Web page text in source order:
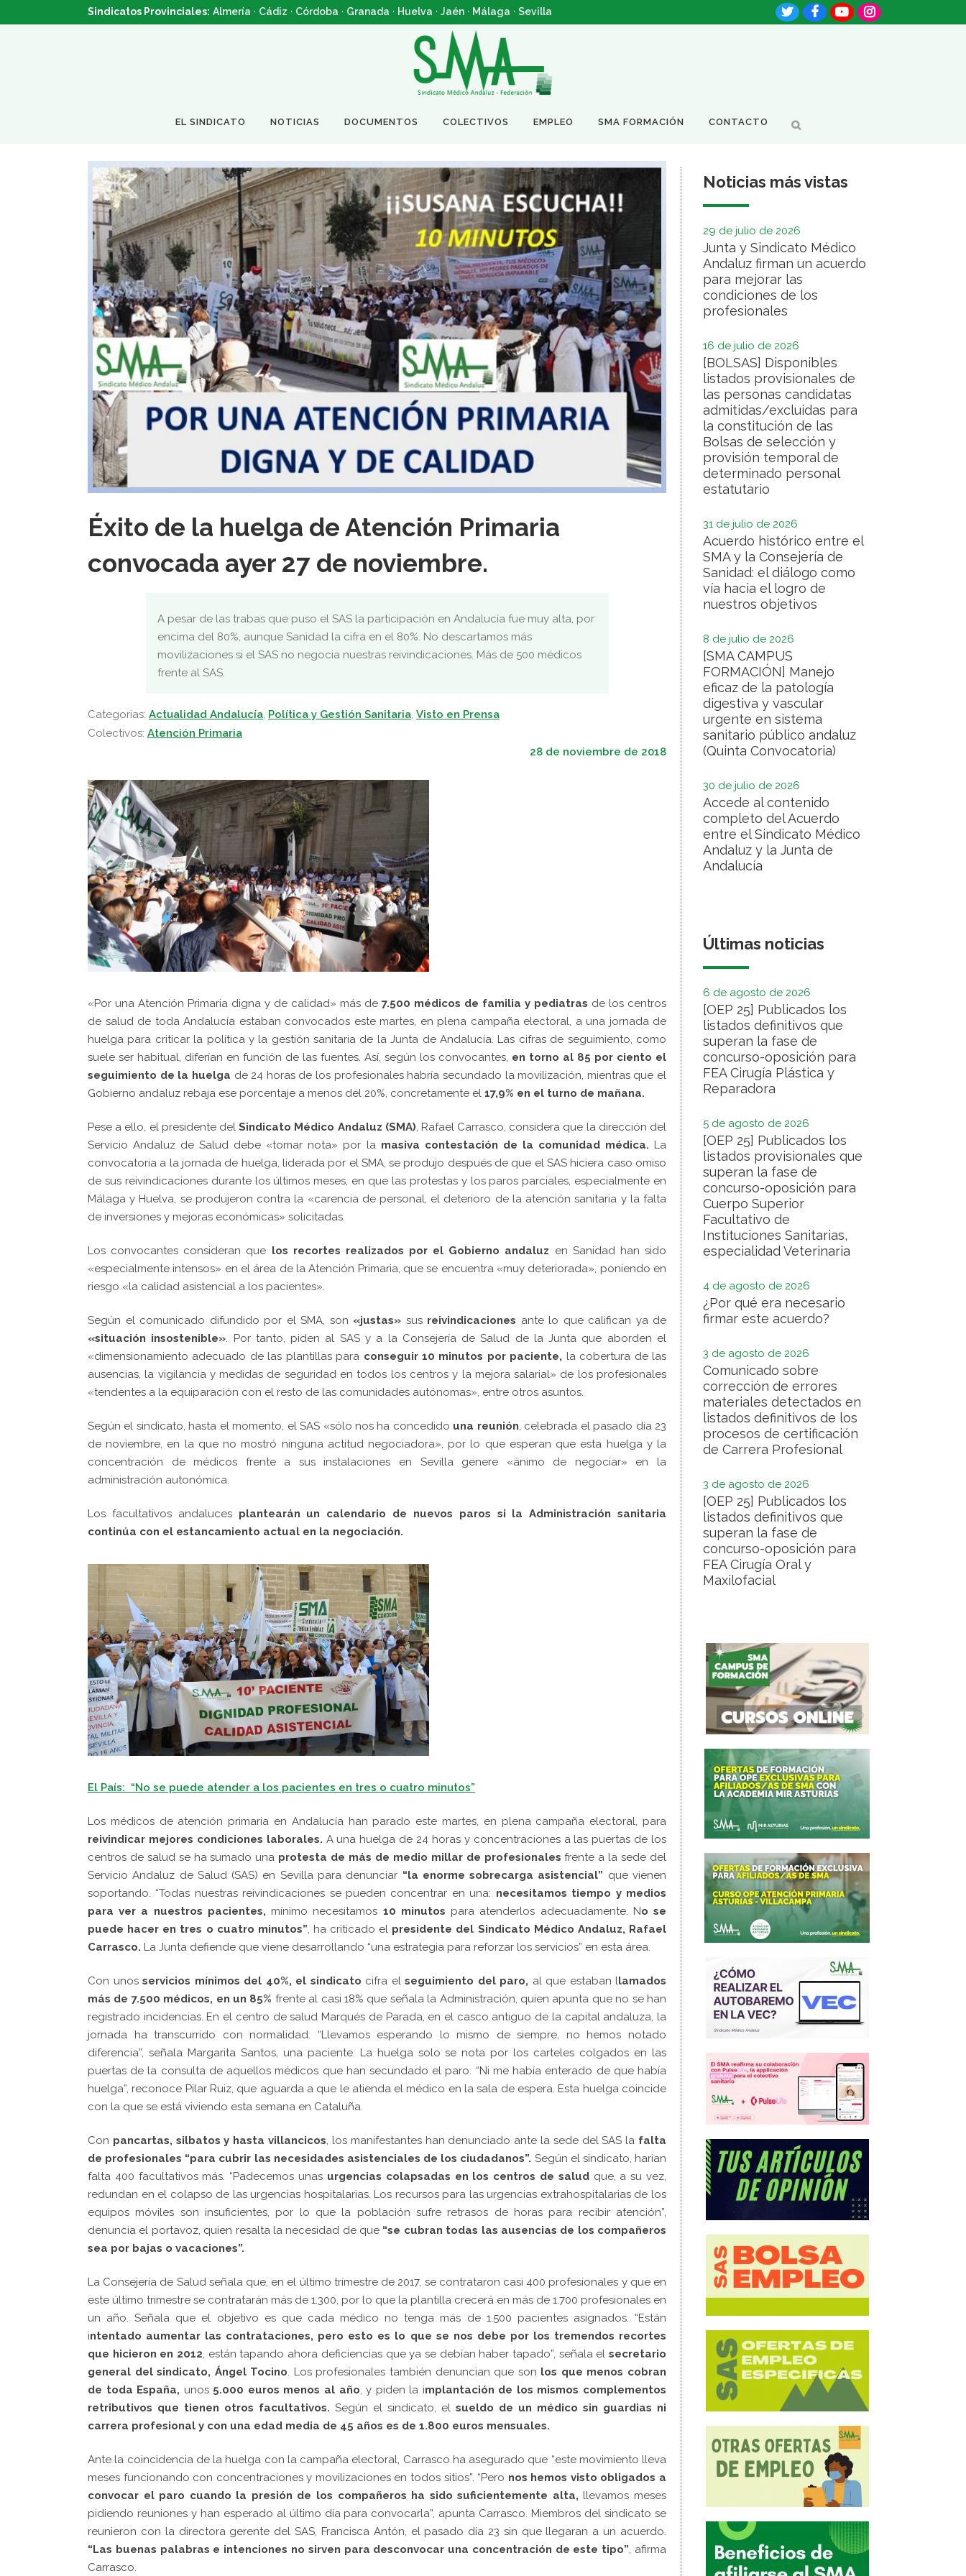
Sindicatos Provinciales: Almería · Cádiz · Córdoba · Granada · Huelva · Jaén · Málaga · Sevilla
EL SINDICATO NOTICIAS DOCUMENTOS COLECTIVOS EMPLEO SMA FORMACIÓN CONTACTO
Éxito de la huelga de Atención Primaria
convocada ayer 27 de noviembre.
A pesar de las trabas que puso el SAS la participación en Andalucía fue muy alta, por
encima del 80%, aunque Sanidad la cifra en el 80%. No descartamos más
movilizaciones si el SAS no negocia nuestras reivindicaciones. Más de 500 médicos
frente al SAS.
Categorias: Actualidad Andalucía, Política y Gestión Sanitaria, Visto en Prensa
Colectivos: Atención Primaria
28 de noviembre de 2018
«Por una Atención Primaria digna y de calidad» más de 7.500 médicos de familia y pediatras de los centros
de salud de toda Andalucía estaban convocados este martes, en plena campaña electoral, a una jornada de
huelga para criticar la política y la gestión sanitaria de la Junta de Andalucía. Las cifras de seguimiento, como
suele ser habitual, diferían en función de las fuentes. Así, según los convocantes, en torno al 85 por ciento el
seguimiento de la huelga de 24 horas de los profesionales habría secundado la movilización, mientras que el
Gobierno andaluz rebaja ese porcentaje a menos del 20%, concretamente el 17,9% en el turno de mañana.
Pese a ello, el presidente delSindicato Médico Andaluz (SMA) , Rafael Carrasco, considera que la dirección del
Servicio Andaluz de Salud debe «tomar nota» por la masiva contestación de la comunidad médica. La
convocatoria a la jornada de huelga, liderada por el SMA, se produjo después de que el SAS hiciera caso omiso
de sus reivindicaciones durante los últimos meses, en que las protestas y los paros parciales, especialmente en
Málaga y Huelva, se produjeron contra la «carencia de personal, el deterioro de la atención sanitaria y la falta
de inversiones y mejoras económicas» solicitadas.
Los convocantes consideran que los recortes realizados por el Gobierno andaluz en Sanidad han sido
«especialmente intensos» en el área de la Atención Primaria, que se encuentra «muy deteriorada», poniendo en
riesgo «la calidad asistencial a los pacientes».
Según el comunicado difundido por el SMA, son «justas» susreivindicaciones ante lo que califican ya de
«situación insostenible» . Por tanto, piden al SAS y a la Consejería de Salud de la Junta que aborden el
«dimensionamiento adecuado de las plantillas para conseguir 10 minutos por paciente, la cobertura de las
ausencias, la vigilancia y medidas de seguridad en todos los centros y la mejora salarial» de los profesionales
«tendentes a la equiparación con el resto de las comunidades autónomas», entre otros asuntos.
Según el sindicato, hasta el momento, el SAS «sólo nos ha concedido una reunión , celebrada el pasado día 23
de noviembre, en la que no mostró ninguna actitud negociadora», por lo que esperan que esta huelga y la
concentración de médicos frente a sus instalaciones en Sevilla genere «ánimo de negociar» en la
administración autonómica.
Los facultativos andaluces plantearán un calendario de nuevos paros si la Administración sanitaria
continúa con el estancamiento actual en la negociación.
El País: “No se puede atender a los pacientes en tres o cuatro minutos”
Los médicos de atención primaria en Andalucía han parado este martes, en plena campaña electoral, para
reivindicar mejores condiciones laborales. A una huelga de 24 horas y concentraciones a las puertas de los
centros de salud se ha sumado una protesta de más de medio millar de profesionales frente a la sede del
Servicio Andaluz de Salud (SAS) en Sevilla para denunciar “la enorme sobrecarga asistencial” que vienen
soportando. “Todas nuestras reivindicaciones se pueden concentrar en una: necesitamos tiempo y medios
para ver a nuestros pacientes, mínimo necesitamos 10 minutos para atenderlos adecuadamente. No se
puede hacer en tres o cuatro minutos”, ha criticado el presidente del Sindicato Médico Andaluz, Rafael
Carrasco. La Junta defiende que viene desarrollando “una estrategia para reforzar los servicios” en esta área.
Con unosservicios mínimos del 40%, el sindicato cifra el seguimiento del paro, al que estaban llamados
más de 7.500 médicos, en un 85% frente al casi 18% que señala la Administración, quien apunta que no se han
registrado incidencias. En el centro de salud Marqués de Parada, en el casco antiguo de la capital andaluza, la
jornada ha transcurrido con normalidad. “Llevamos esperando lo mismo de siempre, no hemos notado
diferencia”, señala Margarita Santos, una paciente. La huelga solo se nota por los carteles colgados en las
puertas de la consulta de aquellos médicos que han secundado el paro. “Ni me había enterado de que había
huelga”, reconoce Pilar Ruiz, que aguarda a que le atienda el médico en la sala de espera. Esta huelga coincide
con la que se está viviendo esta semana en Cataluña.
Con pancartas, silbatos y hasta villancicos, los manifestantes han denunciado ante la sede del SAS la falta
de profesionales “para cubrir las necesidades asistenciales de los ciudadanos”. Según el sindicato, harían
falta 400 facultativos más. “Padecemos unas urgencias colapsadas en los centros de salud que, a su vez,
redundan en el colapso de las urgencias hospitalarias. Los recursos para las urgencias extrahospitalarias de los
equipos móviles son insuficientes, por lo que la población sufre retrasos de horas para recibir atención”,
denuncia el portavoz, quien resalta la necesidad de que “se cubran todas las ausencias de los compañeros
sea por bajas o vacaciones”.
La Consejería de Salud señala que, en el último trimestre de 2017, se contrataron casi 400 profesionales y que en
este último trimestre se contratarán más de 1.300, por lo que la plantilla crecerá en más de 1.700 profesionales en
un año. Señala que el objetivo es que cada médico no tenga más de 1.500 pacientes asignados. “Están
intentado aumentar las contrataciones, pero esto es lo que se nos debe por los tremendos recortes
que hicieron en 2012, están tapando ahora deficiencias que ya se debían haber tapado”, señala el secretario
general del sindicato, Ángel Tocino. Los profesionales también denuncian que son los que menos cobran
de toda España, unos 5.000 euros menos al año, y piden la implantación de los mismos complementos
retributivos que tienen otros facultativos. Según el sindicato, el sueldo de un médico sin guardias ni
carrera profesional y con una edad media de 45 años es de 1.800 euros mensuales.
Ante la coincidencia de la huelga con la campaña electoral, Carrasco ha asegurado que “este movimiento lleva
meses funcionando con concentraciones y movilizaciones en todos sitios”. “Pero nos hemos visto obligados a
convocar el paro cuando la presión de los compañeros ha sido suficientemente alta, llevamos meses
pidiendo reuniones y han esperado al último día para convocarla”, apunta Carrasco. Miembros del sindicato se
reunieron con la directora gerente del SAS, Francisca Antón, el pasado día 23 sin que llegaran a un acuerdo.
“Las buenas palabras e intenciones no sirven para desconvocar una concentración de este tipo”, afirma
Carrasco.
Noticias más vistas
29 de julio de 2026
Junta y Sindicato Médico
Andaluz firman un acuerdo
para mejorar las
condiciones de los
profesionales
16 de julio de 2026
[BOLSAS] Disponibles
listados provisionales de
las personas candidatas
admitidas/excluidas para
la constitución de las
Bolsas de selección y
provisión temporal de
determinado personal
estatutario
31 de julio de 2026
Acuerdo histórico entre el
SMA y la Consejería de
Sanidad: el diálogo como
vía hacia el logro de
nuestros objetivos
8 de julio de 2026
[SMA CAMPUS
FORMACIÓN] Manejo
eficaz de la patología
digestiva y vascular
urgente en sistema
sanitario público andaluz
(Quinta Convocatoria)
30 de julio de 2026
Accede al contenido
completo del Acuerdo
entre el Sindicato Médico
Andaluz y la Junta de
Andalucía
Últimas noticias
6 de agosto de 2026
[OEP 25] Publicados los
listados definitivos que
superan la fase de
concurso-oposición para
FEA Cirugía Plástica y
Reparadora
5 de agosto de 2026
[OEP 25] Publicados los
listados provisionales que
superan la fase de
concurso-oposición para
Cuerpo Superior
Facultativo de
Instituciones Sanitarias,
especialidad Veterinaria
4 de agosto de 2026
¿Por qué era necesario
firmar este acuerdo?
3 de agosto de 2026
Comunicado sobre
corrección de errores
materiales detectados en
listados definitivos de los
procesos de certificación
de Carrera Profesional
3 de agosto de 2026
[OEP 25] Publicados los
listados definitivos que
superan la fase de
concurso-oposición para
FEA Cirugía Oral y
Maxilofacial